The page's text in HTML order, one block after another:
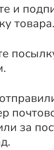
и
товара.
за